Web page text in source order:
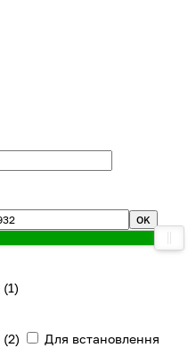
OK
(1)
(2)
Для встановлення